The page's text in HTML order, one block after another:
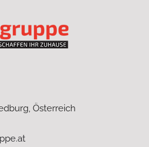
Österreich